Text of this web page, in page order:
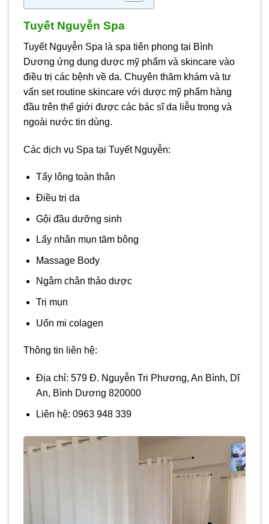
Tuyết Nguyễn Spa
Tuyết Nguyễn Spa là spa tiên phong tại Bình
Dương ứng dụng dược mỹ phẩm và skincare vào
điều trị các bệnh về da. Chuyên thăm khám và tư
vấn set routine skincare với dược mỹ phẩm hàng
đầu trên thế giới được các bác sĩ da liễu trong và
ngoài nước tin dùng.
Các dịch vụ Spa tại Tuyết Nguyễn:
Tẩy lông toàn thân
Điều trị da
Gội đầu dưỡng sinh
Lấy nhân mụn tăm bông
Massage Body
Ngâm chân thảo dược
Trị mụn
Uốn mi colagen
Thông tin liên hệ:
Địa chỉ: 579 Đ. Nguyễn Tri Phương, An Bình, Dĩ
An, Bình Dương 820000
Liên hệ: 0963 948 339